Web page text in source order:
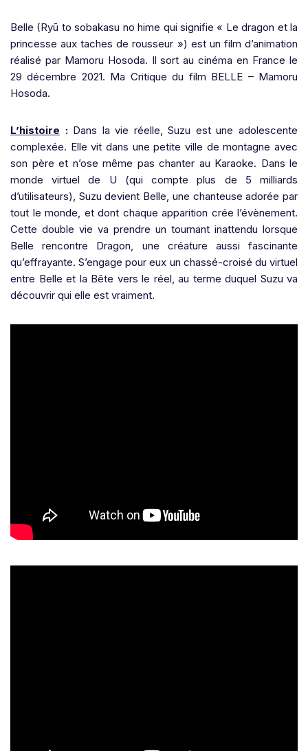
Belle (Ryū to sobakasu no hime qui signifie « Le dragon et la
princesse aux taches de rousseur ») est un film d’animation
réalisé par Mamoru Hosoda. Il sort au cinéma en France le
29 décembre 2021. Ma Critique du film BELLE – Mamoru
Hosoda.
L’histoire :Dans la vie réelle, Suzu est une adolescente
complexée. Elle vit dans une petite ville de montagne avec
son père et n’ose même pas chanter au Karaoke. Dans le
monde virtuel de U (qui compte plus de 5 milliards
d’utilisateurs), Suzu devient Belle, une chanteuse adorée par
tout le monde, et dont chaque apparition crée l’évènement.
Cette double vie va prendre un tournant inattendu lorsque
Belle rencontre Dragon, une créature aussi fascinante
qu’effrayante. S’engage pour eux un chassé-croisé du virtuel
entre Belle et la Bête vers le réel, au terme duquel Suzu va
découvrir qui elle est vraiment.